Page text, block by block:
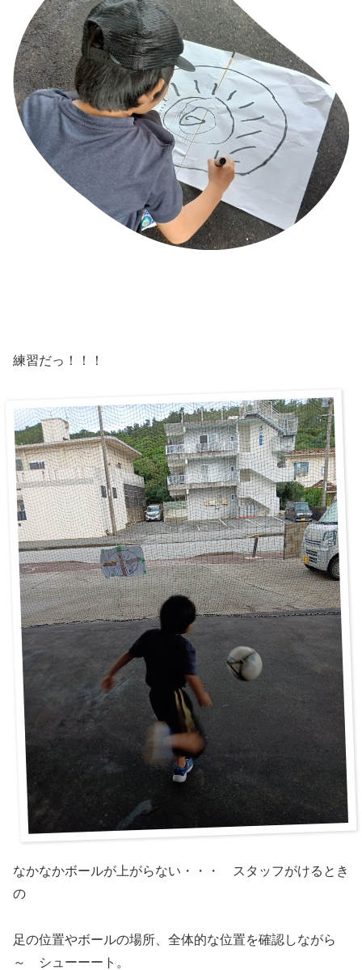
練習だっ！！！
なかなかボールが上がらない・・・ スタッフがけるとき
の
足の位置やボールの場所、全体的な位置を確認しながら
～ シューーート。